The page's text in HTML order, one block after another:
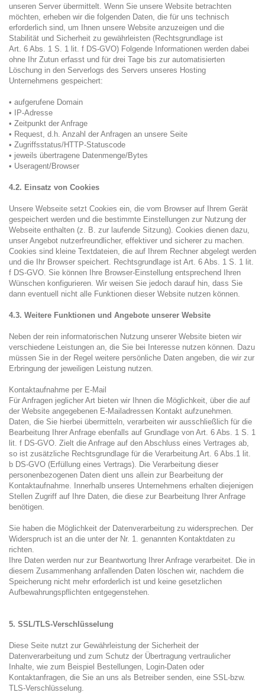
unseren Server übermittelt. Wenn Sie unsere Website betrachten
möchten, erheben wir die folgenden Daten, die für uns technisch
erforderlich sind, um Ihnen unsere Website anzuzeigen und die
Stabilität und Sicherheit zu gewährleisten (Rechtsgrundlage ist
Art. 6 Abs. 1 S. 1 lit. f DS-GVO) Folgende Informationen werden dabei
ohne Ihr Zutun erfasst und für drei Tage bis zur automatisierten
Löschung in den Serverlogs des Servers unseres Hosting
Unternehmens gespeichert:
• aufgerufene Domain
• IP-Adresse
• Zeitpunkt der Anfrage
• Request, d.h. Anzahl der Anfragen an unsere Seite
• Zugriffsstatus/HTTP-Statuscode
• jeweils übertragene Datenmenge/Bytes
• Useragent/Browser
4.2. Einsatz von Cookies
Unsere Webseite setzt Cookies ein, die vom Browser auf Ihrem Gerät
gespeichert werden und die bestimmte Einstellungen zur Nutzung der
Webseite enthalten (z. B. zur laufende Sitzung). Cookies dienen dazu,
unser Angebot nutzerfreundlicher, effektiver und sicherer zu machen.
Cookies sind kleine Textdateien, die auf Ihrem Rechner abgelegt werden
und die Ihr Browser speichert. Rechtsgrundlage ist Art. 6 Abs. 1 S. 1 lit.
f DS-GVO. Sie können Ihre Browser-Einstellung entsprechend Ihren
Wünschen konfigurieren. Wir weisen Sie jedoch darauf hin, dass Sie
dann eventuell nicht alle Funktionen dieser Website nutzen können.
4.3. Weitere Funktionen und Angebote unserer Website
Neben der rein informatorischen Nutzung unserer Website bieten wir
verschiedene Leistungen an, die Sie bei Interesse nutzen können. Dazu
müssen Sie in der Regel weitere persönliche Daten angeben, die wir zur
Erbringung der jeweiligen Leistung nutzen.
Kontaktaufnahme per E-Mail
Für Anfragen jeglicher Art bieten wir Ihnen die Möglichkeit, über die auf
der Website angegebenen E-Mailadressen Kontakt aufzunehmen.
Daten, die Sie hierbei übermitteln, verarbeiten wir ausschließlich für die
Bearbeitung Ihrer Anfrage ebenfalls auf Grundlage von Art. 6 Abs. 1 S. 1
lit. f DS-GVO. Zielt die Anfrage auf den Abschluss eines Vertrages ab,
so ist zusätzliche Rechtsgrundlage für die Verarbeitung Art. 6 Abs.1 lit.
b DS-GVO (Erfüllung eines Vertrags). Die Verarbeitung dieser
personenbezogenen Daten dient uns allein zur Bearbeitung der
Kontaktaufnahme. Innerhalb unseres Unternehmens erhalten diejenigen
Stellen Zugriff auf Ihre Daten, die diese zur Bearbeitung Ihrer Anfrage
benötigen.
Sie haben die Möglichkeit der Datenverarbeitung zu widersprechen. Der
Widerspruch ist an die unter der Nr. 1. genannten Kontaktdaten zu
richten.
Ihre Daten werden nur zur Beantwortung Ihrer Anfrage verarbeitet. Die in
diesem Zusammenhang anfallenden Daten löschen wir, nachdem die
Speicherung nicht mehr erforderlich ist und keine gesetzlichen
Aufbewahrungspflichten entgegenstehen.
5. SSL/TLS-Verschlüsselung
Diese Seite nutzt zur Gewährleistung der Sicherheit der
Datenverarbeitung und zum Schutz der Übertragung vertraulicher
Inhalte, wie zum Beispiel Bestellungen, Login-Daten oder
Kontaktanfragen, die Sie an uns als Betreiber senden, eine SSL-bzw.
TLS-Verschlüsselung.